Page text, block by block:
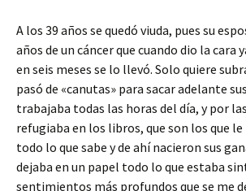
A los 39 años se quedó viuda, pues su
años de un cáncer que cuando dio la cara
en seis meses se lo llevó. Solo quiere
pasó de «canutas» para sacar adelante
trabajaba todas las horas del día, y por
refugiaba en los libros, que son los que le
todo lo que sabe y de ahí nacieron sus
dejaba en un papel todo lo que estaba
sentimientos más profundos que se me